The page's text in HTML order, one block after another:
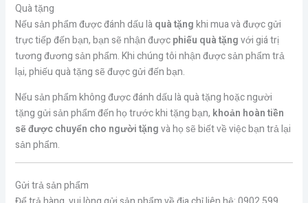
Quà tặng
Nếu sản phẩm được đánh dấu làquà tặngkhi mua và được gửi
trực tiếp đến bạn, bạn sẽ nhận đượcphiếu quà tặngvới giá trị
tương đương sản phẩm. Khi chúng tôi nhận được sản phẩm trả
lại, phiếu quà tặng sẽ được gửi đến bạn.
Nếu sản phẩm không được đánh dấu là quà tặng hoặc người
tặng gửi sản phẩm đến họ trước khi tặng bạn, khoản hoàn tiền
sẽ được chuyển cho người tặngvà họ sẽ biết về việc bạn trả lại
sản phẩm.
Gửi trả sản phẩm